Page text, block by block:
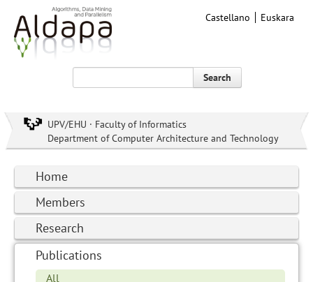
Castellano Euskara
Search
UPV/EHU · Faculty of Informatics
Department of Computer Architecture and Technology
Home
Members
Research
Publications
All